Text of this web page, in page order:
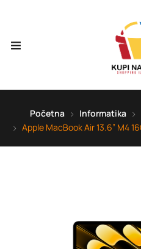
Početna Informatika
Apple MacBook Air 13.6” M4